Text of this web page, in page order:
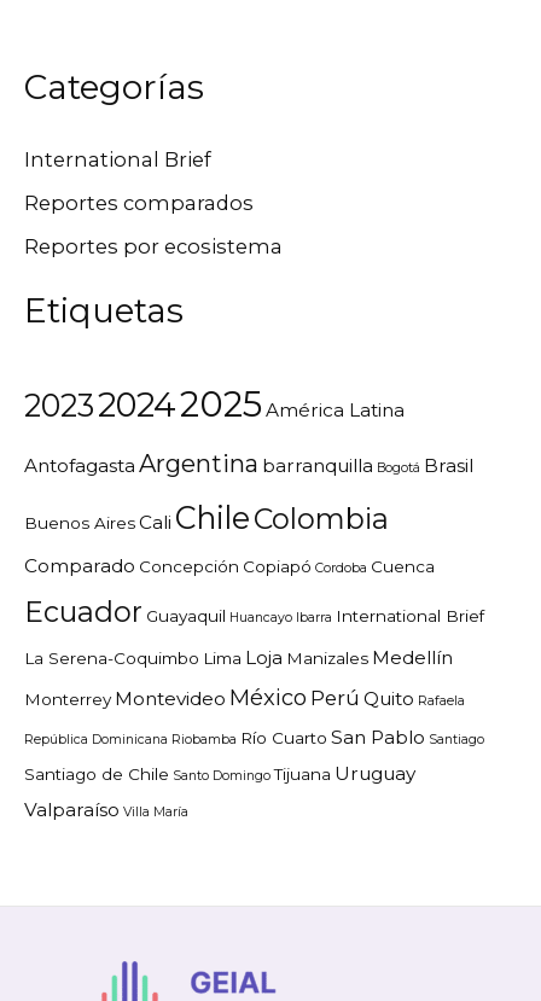
Categorías
International Brief
Reportes comparados
Reportes por ecosistema
Etiquetas
202320242025 América Latina
Antofagasta Argentina barranquilla Bogotá Brasil
Buenos AiresCali ChileColombia
Comparado Concepción Copiapó Cordoba Cuenca
Ecuador Guayaquil Huancayo Ibarra International Brief
La Serena-Coquimbo Lima Loja Manizales Medellín
Monterrey Montevideo México Perú Quito Rafaela
República Dominicana Riobamba Río Cuarto San Pablo Santiago
Santiago de Chile Santo Domingo Tijuana Uruguay
Valparaíso Villa María